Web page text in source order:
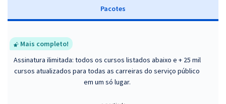
Pacotes
Mais completo!
Assinatura ilimitada: todos os cursos listados abaixo e + 25 mil
cursos atualizados para todas as carreiras do serviço público
em um só lugar.